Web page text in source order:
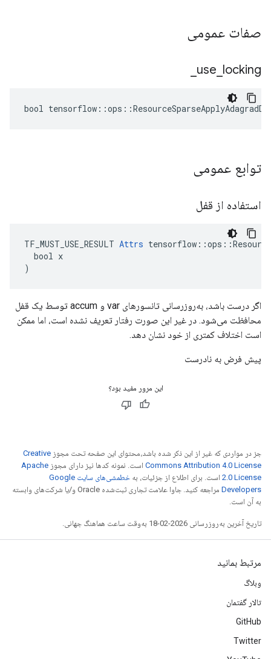
صفات عمومی
use locking
bool
توابع عمومی
استفاده از قفل
TF_MUST_USE_RESULT Attrs
  bool x
)
اگر درست باشد، به‌روزرسانی تانسورهای var و accum توسط یک قفل
محافظت می‌شود. در غیر این صورت رفتار تعریف نشده است، اما ممکن
است اختلاف کمتری از خود نشان دهد.
پیش فرض به نادرست
این مرور مفید بود؟
جز در مواردی که غیر از این ذکر شده باشد،‌محتوای این صفحه تحت مجوز Creative
Commons Attribution 4.0 License است. نمونه کدها نیز دارای مجوز Apache
2.0 License است. برای اطلاع از جزئیات، به
خطمشی‌های سایت Google
Developers‏
مراجعه کنید. جاوا علامت تجاری ثبت‌شده Oracle و/یا شرکت‌های وابسته
به آن است.
تاریخ آخرین به‌روزرسانی 2026-02-18 به‌وقت ساعت هماهنگ جهانی.
مرتبط بمانید
وبلاگ
تالار گفتمان
GitHub
Twitter